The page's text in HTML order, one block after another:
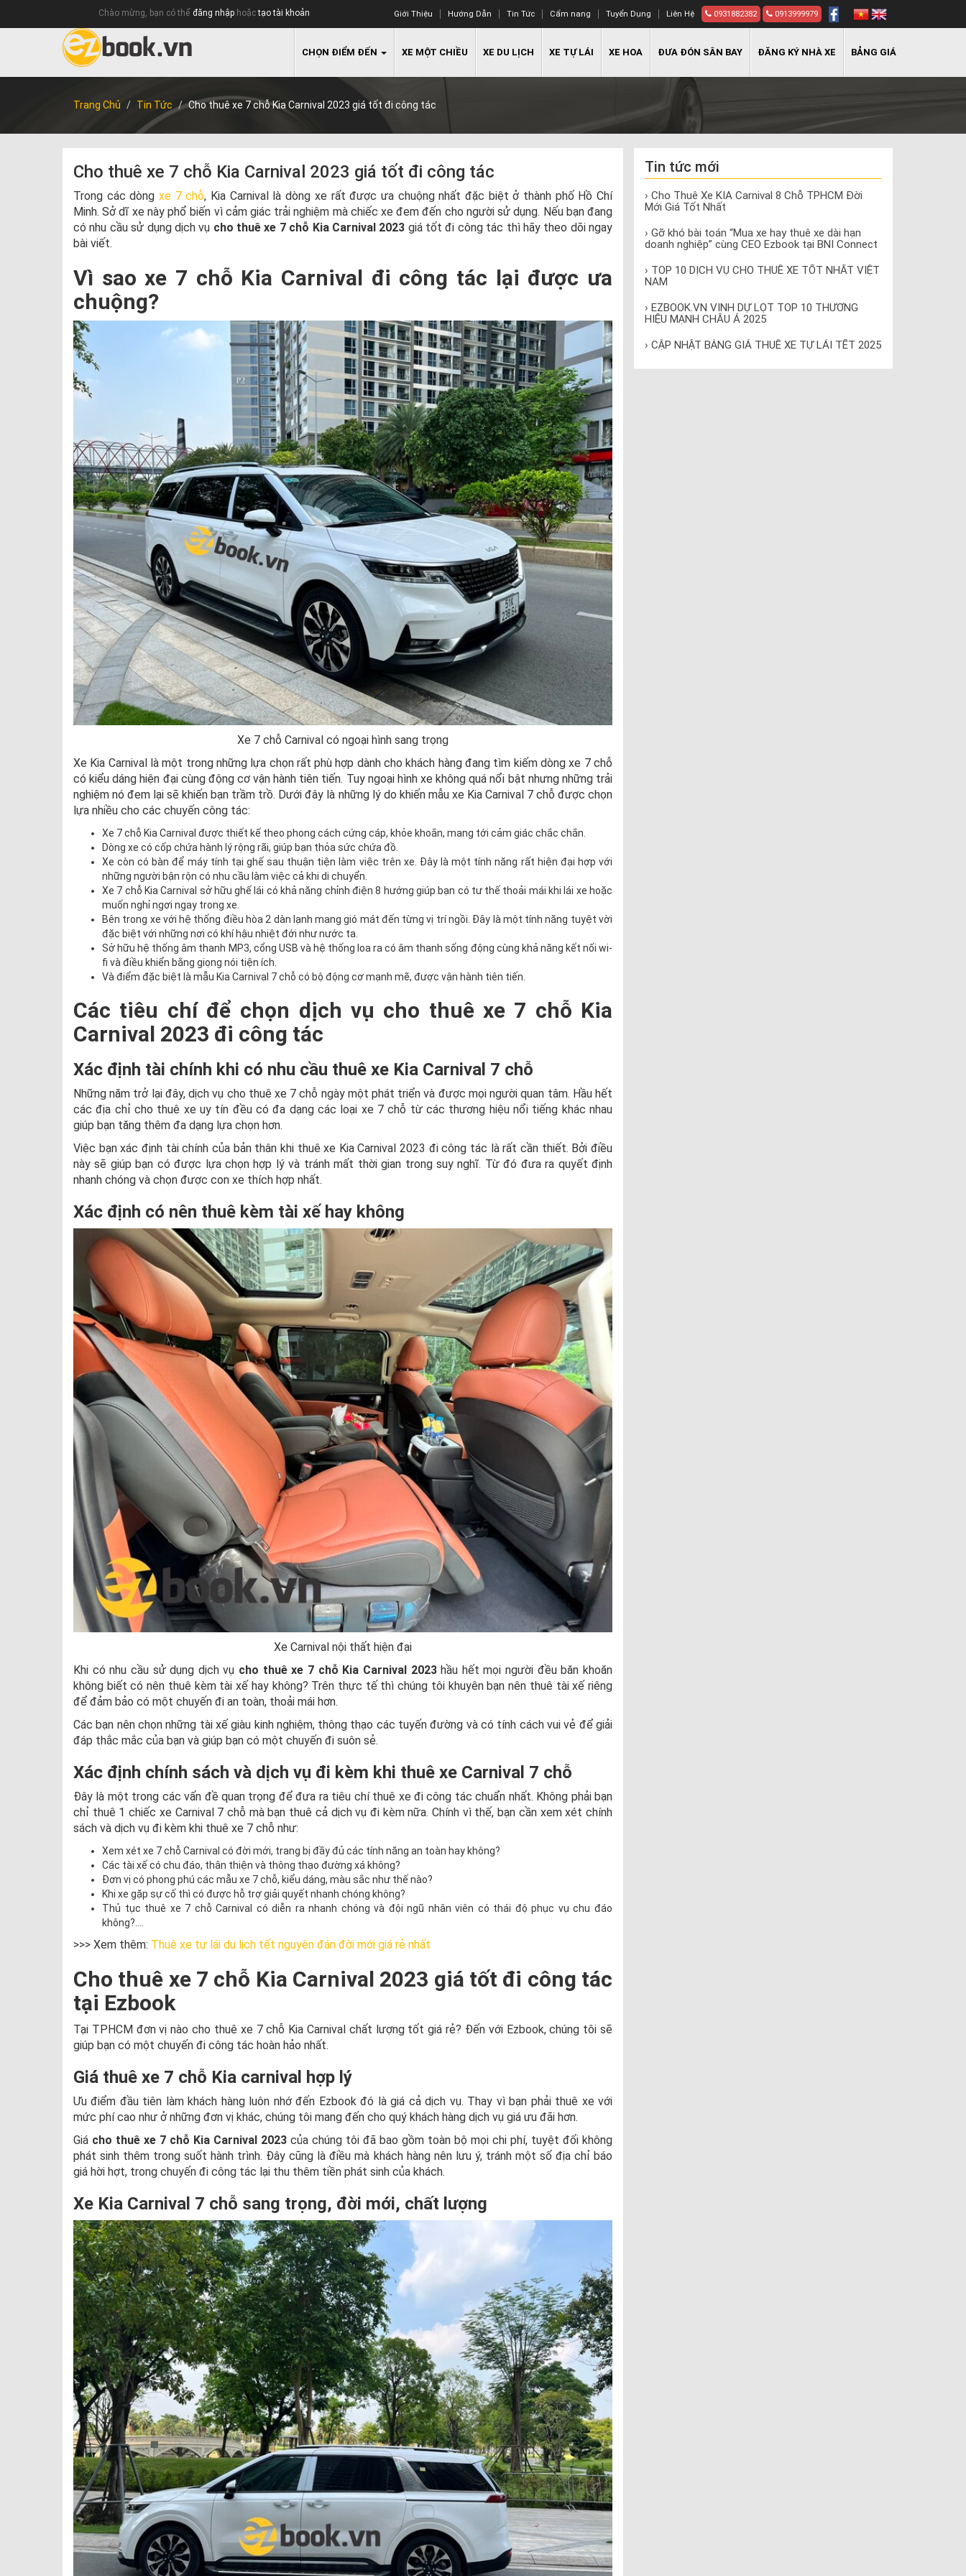
Chào mừng, bạn có thể đăng nhập hoặctạo tài khoản Giới Thiệu Hướng Dẫn Tin Tức Cẩm nang Tuyển Dụng Liên Hệ 0931882382 0913999979
CHỌN ĐIỂM ĐẾN XE MỘT CHIỀU XE DU LỊCH XE TỰ LÁI XE HOA ĐƯA ĐÓN SÂN BAY ĐĂNG KÝ NHÀ XE BẢNG GIÁ
Trang Chủ Tin Tức Cho thuê xe 7 chỗ Kia Carnival 2023 giá tốt đi công tác
Cho thuê xe 7 chỗ Kia Carnival 2023 giá tốt đi công tác
Trong các dòngxe 7 chỗ, Kia Carnival là dòng xe rất được ưa chuộng nhất đặc biệt ở thành phố Hồ Chí
Minh. Sở dĩ xe này phổ biến vì cảm giác trải nghiệm mà chiếc xe đem đến cho người sử dụng. Nếu bạn đang
có nhu cầu sử dụng dịch vụ cho thuê xe 7 chỗ Kia Carnival 2023 giá tốt đi công tác thì hãy theo dõi ngay
bài viết.
Vì sao xe 7 chỗ Kia Carnival đi công tác lại được ưa
chuộng?
Xe 7 chỗ Carnival có ngoại hình sang trọng
Xe Kia Carnival là một trong những lựa chọn rất phù hợp dành cho khách hàng đang tìm kiếm dòng xe 7 chỗ
có kiểu dáng hiện đại cùng động cơ vận hành tiên tiến. Tuy ngoại hình xe không quá nổi bật nhưng những trải
nghiệm nó đem lại sẽ khiến bạn trầm trồ. Dưới đây là những lý do khiến mẫu xe Kia Carnival 7 chỗ được chọn
lựa nhiều cho các chuyến công tác:
Xe 7 chỗ Kia Carnival được thiết kế theo phong cách cứng cáp, khỏe khoắn, mang tới cảm giác chắc chắn.
Dòng xe có cốp chứa hành lý rộng rãi, giúp bạn thỏa sức chứa đồ.
Xe còn có bàn để máy tính tại ghế sau thuận tiện làm việc trên xe. Đây là một tính năng rất hiện đại hợp với
những người bận rộn có nhu cầu làm việc cả khi di chuyển.
Xe 7 chỗ Kia Carnival sở hữu ghế lái có khả năng chỉnh điện 8 hướng giúp bạn có tư thế thoải mái khi lái xe hoặc
muốn nghỉ ngơi ngay trong xe.
Bên trong xe với hệ thống điều hòa 2 dàn lạnh mang gió mát đến từng vị trí ngồi. Đây là một tính năng tuyệt vời
đặc biệt với những nơi có khí hậu nhiệt đới như nước ta.
Sở hữu hệ thống âm thanh MP3, cổng USB và hệ thống loa ra có âm thanh sống động cùng khả năng kết nối wi-
fi và điều khiển bằng giọng nói tiện ích.
Và điểm đặc biệt là mẫu Kia Carnival 7 chỗ có bộ động cơ mạnh mẽ, được vận hành tiên tiến.
Các tiêu chí để chọn dịch vụ cho thuê xe 7 chỗ Kia
Carnival 2023 đi công tác
Xác định tài chính khi có nhu cầu thuê xe Kia Carnival 7 chỗ
Những năm trở lại đây, dịch vụ cho thuê xe 7 chỗ ngày một phát triển và được mọi người quan tâm. Hầu hết
các địa chỉ cho thuê xe uy tín đều có đa dạng các loại xe 7 chỗ từ các thương hiệu nổi tiếng khác nhau
giúp bạn tăng thêm đa dạng lựa chọn hơn.
Việc bạn xác định tài chính của bản thân khi thuê xe Kia Carnival 2023 đi công tác là rất cần thiết. Bởi điều
này sẽ giúp bạn có được lựa chọn hợp lý và tránh mất thời gian trong suy nghĩ. Từ đó đưa ra quyết định
nhanh chóng và chọn được con xe thích hợp nhất.
Xác định có nên thuê kèm tài xế hay không
Xe Carnival nội thất hiện đại
Khi có nhu cầu sử dụng dịch vụ cho thuê xe 7 chỗ Kia Carnival 2023hầu hết mọi người đều băn khoăn
không biết có nên thuê kèm tài xế hay không? Trên thực tế thì chúng tôi khuyên bạn nên thuê tài xế riêng
để đảm bảo có một chuyến đi an toàn, thoải mái hơn.
Các bạn nên chọn những tài xế giàu kinh nghiệm, thông thạo các tuyến đường và có tính cách vui vẻ để giải
đáp thắc mắc của bạn và giúp bạn có một chuyến đi suôn sẻ.
Xác định chính sách và dịch vụ đi kèm khi thuê xe Carnival 7 chỗ
Đây là một trong các vấn đề quan trọng để đưa ra tiêu chí thuê xe đi công tác chuẩn nhất. Không phải bạn
chỉ thuê 1 chiếc xe Carnival 7 chỗ mà bạn thuê cả dịch vụ đi kèm nữa. Chính vì thế, bạn cần xem xét chính
sách và dịch vụ đi kèm khi thuê xe 7 chỗ như:
Xem xét xe 7 chỗ Carnival có đời mới, trang bị đầy đủ các tính năng an toàn hay không?
Các tài xế có chu đáo, thân thiện và thông thạo đường xá không?
Đơn vị có phong phú các mẫu xe 7 chỗ, kiểu dáng, màu sắc như thế nào?
Khi xe gặp sự cố thì có được hỗ trợ giải quyết nhanh chóng không?
Thủ tục thuê xe 7 chỗ Carnival có diễn ra nhanh chóng và đội ngũ nhân viên có thái độ phục vụ chu đáo
không?….
>>> Xem thêm: Thuê xe tự lái du lịch tết nguyên đán đời mới giá rẻ nhất
Cho thuê xe 7 chỗ Kia Carnival 2023 giá tốt đi công tác
tại Ezbook
Tại TPHCM đơn vị nào cho thuê xe 7 chỗ Kia Carnival chất lượng tốt giá rẻ? Đến với Ezbook, chúng tôi sẽ
giúp bạn có một chuyến đi công tác hoàn hảo nhất.
Giá thuê xe 7 chỗ Kia carnival hợp lý
Ưu điểm đầu tiên làm khách hàng luôn nhớ đến Ezbook đó là giá cả dịch vụ. Thay vì bạn phải thuê xe với
mức phí cao như ở những đơn vị khác, chúng tôi mang đến cho quý khách hàng dịch vụ giá ưu đãi hơn.
Giá cho thuê xe 7 chỗ Kia Carnival 2023 của chúng tôi đã bao gồm toàn bộ mọi chi phí, tuyệt đối không
phát sinh thêm trong suốt hành trình. Đây cũng là điều mà khách hàng nên lưu ý, tránh một số địa chỉ báo
giá hời hợt, trong chuyến đi công tác lại thu thêm tiền phát sinh của khách.
Xe Kia Carnival 7 chỗ sang trọng, đời mới, chất lượng
Tin tức mới
› Cho Thuê Xe KIA Carnival 8 Chỗ TPHCM Đời
Mới Giá Tốt Nhất
› Gỡ khó bài toán “Mua xe hay thuê xe dài hạn
doanh nghiệp” cùng CEO Ezbook tại BNI Connect
› TOP 10 DỊCH VỤ CHO THUÊ XE TỐT NHẤT VIỆT
NAM
› EZBOOK.VN VINH DỰ LỌT TOP 10 THƯƠNG
HIỆU MẠNH CHÂU Á 2025
› CẬP NHẬT BẢNG GIÁ THUÊ XE TỰ LÁI TẾT 2025